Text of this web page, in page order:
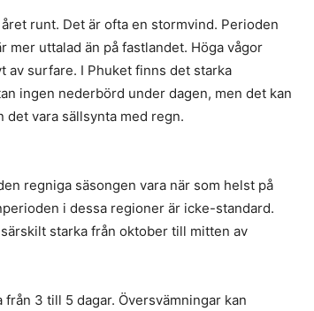
runt. Det är ofta en stormvind. Perioden
uttalad än på fastlandet. Höga vågor
av surfare. I Phuket finns det starka
ingen nederbörd under dagen, men det kan
vara sällsynta med regn.
regniga säsongen vara när som helst på
i dessa regioner är icke-standard.
starka från oktober till mitten av
3 till 5 dagar. Översvämningar kan